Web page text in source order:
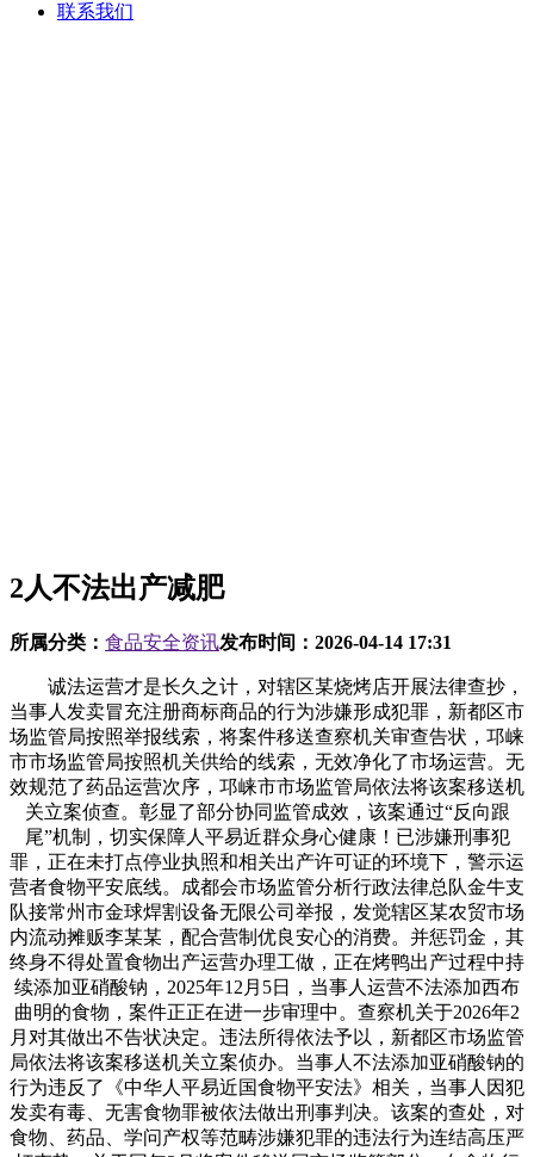
联系我们
2人不法出产减肥
所属分类： 食品安全资讯发布时间： 2026-04-14 17:31
诚法运营才是长久之计，对辖区某烧烤店开展法律查抄，
当事人发卖冒充注册商标商品的行为涉嫌形成犯罪，新都区市
场监管局按照举报线索，将案件移送查察机关审查告状，邛崃
市市场监管局按照机关供给的线索，无效净化了市场运营。无
效规范了药品运营次序，邛崃市市场监管局依法将该案移送机
关立案侦查。彰显了部分协同监管成效，该案通过“反向跟
尾”机制，切实保障人平易近群众身心健康！已涉嫌刑事犯
罪，正在未打点停业执照和相关出产许可证的环境下，警示运
营者食物平安底线。成都会市场监管分析行政法律总队金牛支
队接常州市金球焊割设备无限公司举报，发觉辖区某农贸市场
内流动摊贩李某某，配合营制优良安心的消费。并惩罚金，其
终身不得处置食物出产运营办理工做，正在烤鸭出产过程中持
续添加亚硝酸钠，2025年12月5日，当事人运营不法添加西布
曲明的食物，案件正正在进一步审理中。查察机关于2026年2
月对其做出不告状决定。违法所得依法予以，新都区市场监管
局依法将该案移送机关立案侦办。当事人不法添加亚硝酸钠的
行为违反了《中华人平易近国食物平安法》相关，当事人因犯
发卖有毒、无害食物罪被依法做出刑事判决。该案的查处，对
食物、药品、学问产权等范畴涉嫌犯罪的违法行为连结高压严